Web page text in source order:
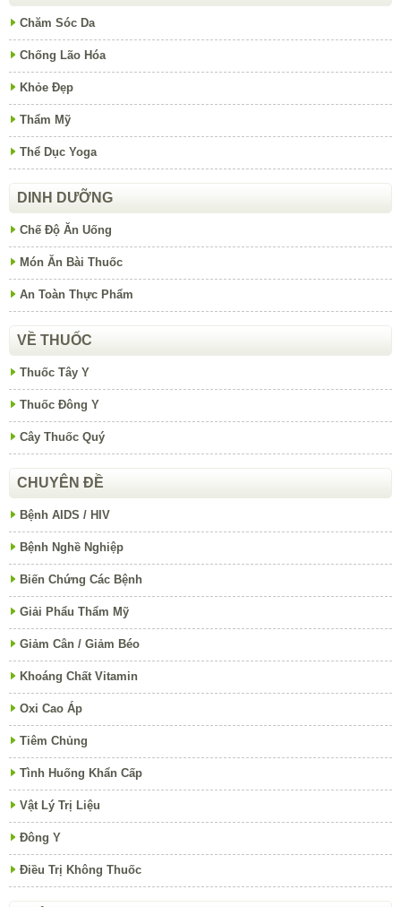
Chăm Sóc Da
Chống Lão Hóa
Khỏe Đẹp
Thẩm Mỹ
Thể Dục Yoga
DINH DƯỠNG
Chế Độ Ăn Uống
Món Ăn Bài Thuốc
An Toàn Thực Phẩm
VỀ THUỐC
Thuốc Tây Y
Thuốc Đông Y
Cây Thuốc Quý
CHUYÊN ĐỀ
Bệnh AIDS / HIV
Bệnh Nghề Nghiệp
Biến Chứng Các Bệnh
Giải Phẩu Thẩm Mỹ
Giảm Cân / Giảm Béo
Khoáng Chất Vitamin
Oxi Cao Áp
Tiêm Chủng
Tình Huống Khẩn Cấp
Vật Lý Trị Liệu
Đông Y
Điều Trị Không Thuốc